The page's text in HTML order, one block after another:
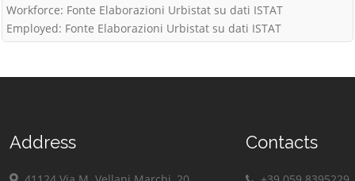
Workforce: Fonte Elaborazioni Urbistat su dati ISTAT
Employed: Fonte Elaborazioni Urbistat su dati ISTAT
Address Contacts